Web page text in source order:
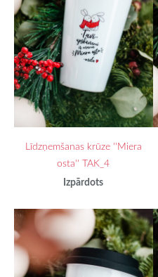
Līdzņemšanas krūze ''Miera
osta'' TAK_4
Izpārdots